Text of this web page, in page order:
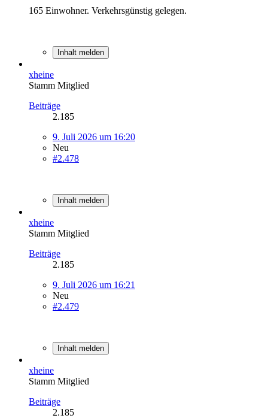
165 Einwohner. Verkehrsgünstig gelegen.
Inhalt melden
xheine
Stamm Mitglied
Beiträge
2.185
9. Juli 2026 um 16:20
Neu
#2.478
Inhalt melden
xheine
Stamm Mitglied
Beiträge
2.185
9. Juli 2026 um 16:21
Neu
#2.479
Inhalt melden
xheine
Stamm Mitglied
Beiträge
2.185